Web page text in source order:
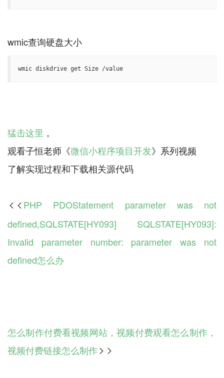
wmic diskdrive get Size /value
猛击这里 ，
观看子恒老师《微信小程序项目开发》系列视频
 PHP PDOStatement parameter was not
defined,SQLSTATE[HY093] SQLSTATE[HY093]:
Invalid parameter number: parameter was not
defined怎么办
怎么制作付费看视频网站，视频付费观看怎么制作，
视频付费链接怎么制作 